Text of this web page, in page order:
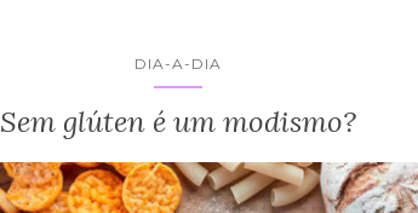
DIA-A-DIA
Sem glúten é um modismo?